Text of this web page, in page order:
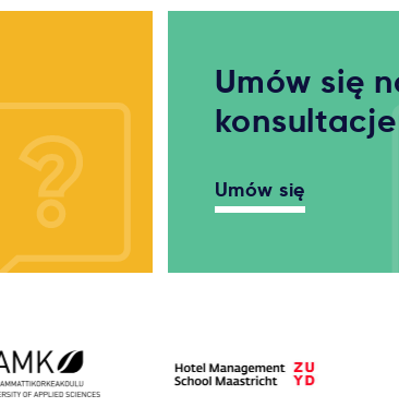
Umów się
konsultacje
Umów się